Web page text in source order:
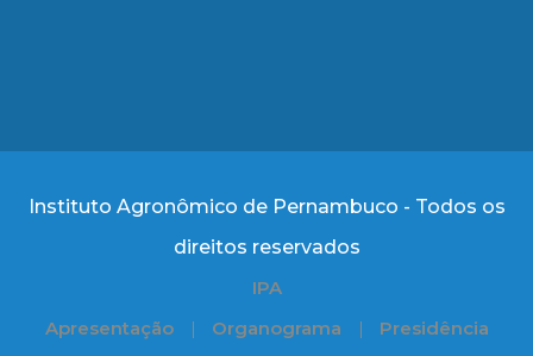
Instituto Agronômico de Pernambuco - Todos os
direitos reservados
IPA
Apresentação
Organograma
Presidência